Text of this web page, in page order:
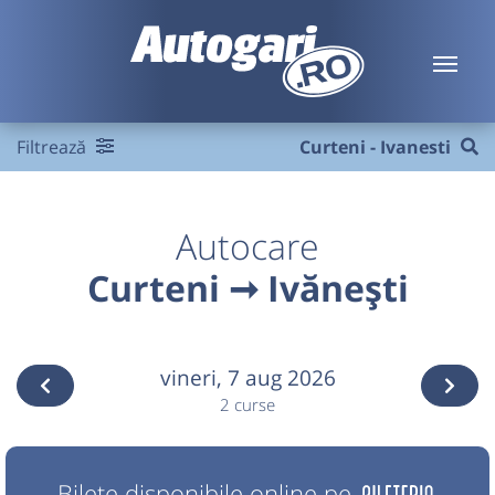
Filtrează Curteni - Ivanesti
Autocare
Curteni ➞ Ivănești
vineri, 7 aug 2026
2 curse